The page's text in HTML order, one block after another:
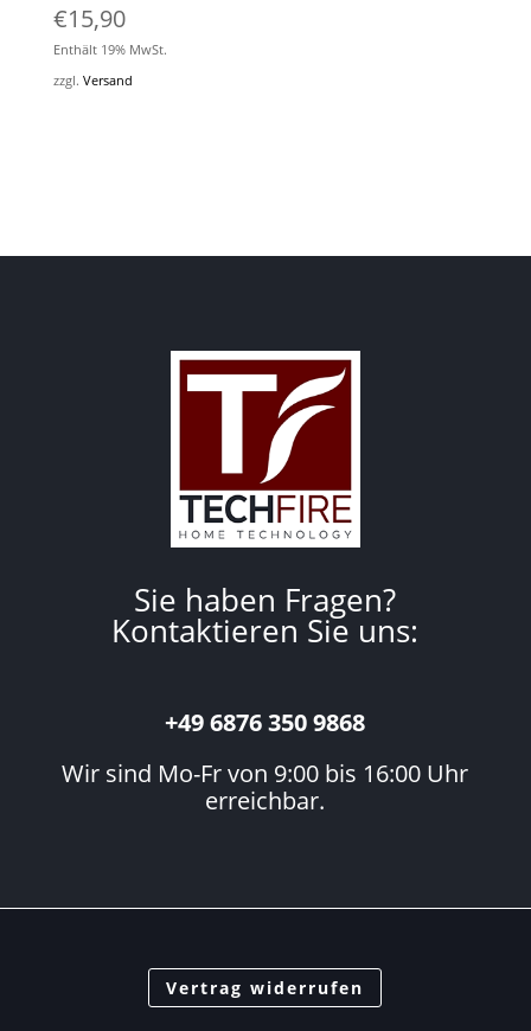
€15,90
Enthält 19% MwSt.
zzgl. Versand
Sie haben Fragen?
Kontaktieren Sie uns:
+49 6876 350 9868
Wir sind Mo-Fr von 9:00 bis 16:00 Uhr
erreichbar.
Vertrag widerrufen